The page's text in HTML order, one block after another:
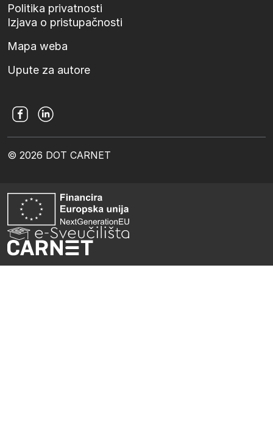
Politika privatnosti
Izjava o pristupačnosti
Mapa weba
Upute za autore
© 2026 DOT CARNET